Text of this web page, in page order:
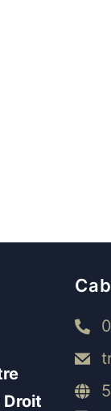
Droit